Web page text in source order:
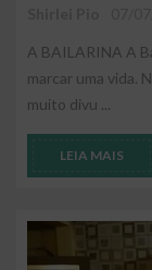
A BAILARINA A
marcar uma vida.
muito divu ...
LEIA MAIS